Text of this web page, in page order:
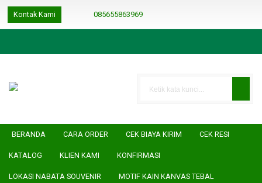
google-site-
verification=ulGFAYaRwT3xFs4fCyDEYtZPCSlyYvbOPvhRRObUW-A
Kontak Kami 085655863969
BERANDA CARA ORDER CEK BIAYA KIRIM CEK RESI
KATALOG KLIEN KAMI KONFIRMASI
LOKASI NABATA SOUVENIR MOTIF KAIN KANVAS TEBAL